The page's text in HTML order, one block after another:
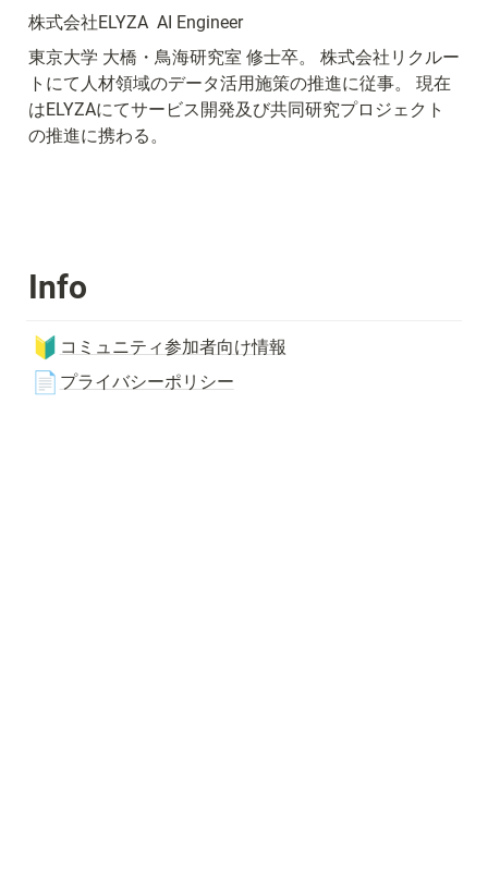
株式会社ELYZA  AI Engineer
東京大学 大橋・鳥海研究室 修士卒。 株式会社リクルー
トにて人材領域のデータ活用施策の推進に従事。 現在
はELYZAにてサービス開発及び共同研究プロジェクト
の推進に携わる。
Info
🔰 コミュニティ参加者向け情報
📄 プライバシーポリシー